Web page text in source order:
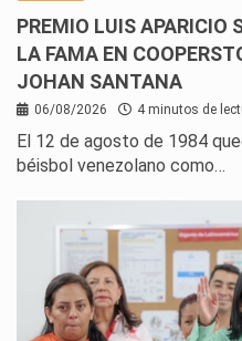
PREMIO LUIS APARICIO
LA FAMA EN
JOHAN SANTANA
06/08/2026 4 minutos de
El 12 de agosto de 1984
béisbol venezolano como…